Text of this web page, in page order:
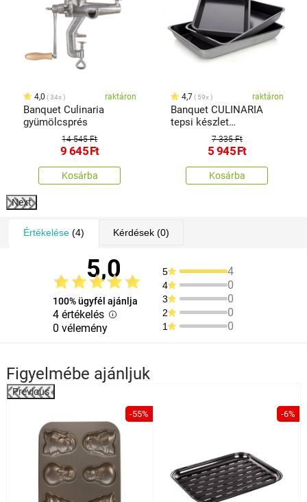
4,0 34x raktáron
Banquet Culinaria
gyümölcsprés
14 545 Ft
9 645Ft
Kosárba
4,7 59x raktáron
Banquet CULINARIA
tepsi készlet
tapadásmentes
felülettel, 3 db
7 335 Ft
5 945Ft
Kosárba
Next
Értékelése(4) Kérdések(0)
5,0
100% ügyfél ajánlja
4 értékelés
0 vélemény
5 4
4 0
3 0
2 0
1 0
Figyelmébe ajánljuk
Previous
-55% -6%